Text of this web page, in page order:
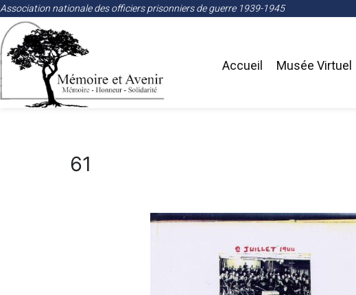
Association nationale des officiers prisonniers de guerre 1939-1945
Accueil Musée Virtuel
61